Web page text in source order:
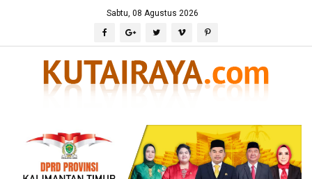
Sabtu, 08 Agustus 2026